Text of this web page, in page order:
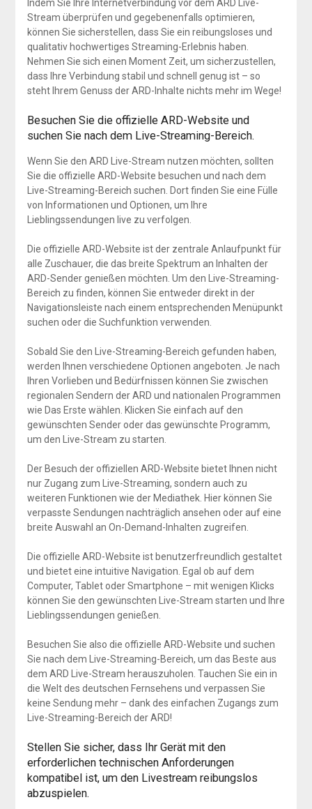
Indem Sie Ihre Internetverbindung vor dem ARD Live-
Stream überprüfen und gegebenenfalls optimieren,
können Sie sicherstellen, dass Sie ein reibungsloses und
qualitativ hochwertiges Streaming-Erlebnis haben.
Nehmen Sie sich einen Moment Zeit, um sicherzustellen,
dass Ihre Verbindung stabil und schnell genug ist – so
steht Ihrem Genuss der ARD-Inhalte nichts mehr im Wege!
Besuchen Sie die offizielle ARD-Website und
suchen Sie nach dem Live-Streaming-Bereich.
Wenn Sie den ARD Live-Stream nutzen möchten, sollten
Sie die offizielle ARD-Website besuchen und nach dem
Live-Streaming-Bereich suchen. Dort finden Sie eine Fülle
von Informationen und Optionen, um Ihre
Lieblingssendungen live zu verfolgen.
Die offizielle ARD-Website ist der zentrale Anlaufpunkt für
alle Zuschauer, die das breite Spektrum an Inhalten der
ARD-Sender genießen möchten. Um den Live-Streaming-
Bereich zu finden, können Sie entweder direkt in der
Navigationsleiste nach einem entsprechenden Menüpunkt
suchen oder die Suchfunktion verwenden.
Sobald Sie den Live-Streaming-Bereich gefunden haben,
werden Ihnen verschiedene Optionen angeboten. Je nach
Ihren Vorlieben und Bedürfnissen können Sie zwischen
regionalen Sendern der ARD und nationalen Programmen
wie Das Erste wählen. Klicken Sie einfach auf den
gewünschten Sender oder das gewünschte Programm,
um den Live-Stream zu starten.
Der Besuch der offiziellen ARD-Website bietet Ihnen nicht
nur Zugang zum Live-Streaming, sondern auch zu
weiteren Funktionen wie der Mediathek. Hier können Sie
verpasste Sendungen nachträglich ansehen oder auf eine
breite Auswahl an On-Demand-Inhalten zugreifen.
Die offizielle ARD-Website ist benutzerfreundlich gestaltet
und bietet eine intuitive Navigation. Egal ob auf dem
Computer, Tablet oder Smartphone – mit wenigen Klicks
können Sie den gewünschten Live-Stream starten und Ihre
Lieblingssendungen genießen.
Besuchen Sie also die offizielle ARD-Website und suchen
Sie nach dem Live-Streaming-Bereich, um das Beste aus
dem ARD Live-Stream herauszuholen. Tauchen Sie ein in
die Welt des deutschen Fernsehens und verpassen Sie
keine Sendung mehr – dank des einfachen Zugangs zum
Live-Streaming-Bereich der ARD!
Stellen Sie sicher, dass Ihr Gerät mit den
erforderlichen technischen Anforderungen
kompatibel ist, um den Livestream reibungslos
abzuspielen.